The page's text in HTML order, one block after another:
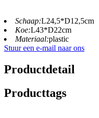
Schaap:L24,5*D12,5cm
Koe:L43*D22cm
Materiaal:plastic
Stuur een e-mail naar ons
Productdetail
Producttags